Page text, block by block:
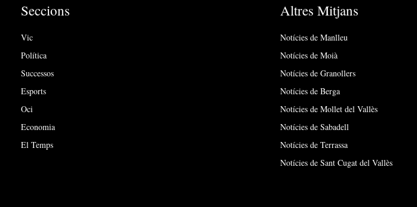
Seccions
Vic
Política
Successos
Esports
Oci
Economia
El Temps
Altres Mitjans
Notícies de Manlleu
Notícies de Moià
Notícies de Granollers
Notícies de Berga
Notícies de Mollet del Vallès
Notícies de Sabadell
Notícies de Terrassa
Notícies de Sant Cugat del Vallès